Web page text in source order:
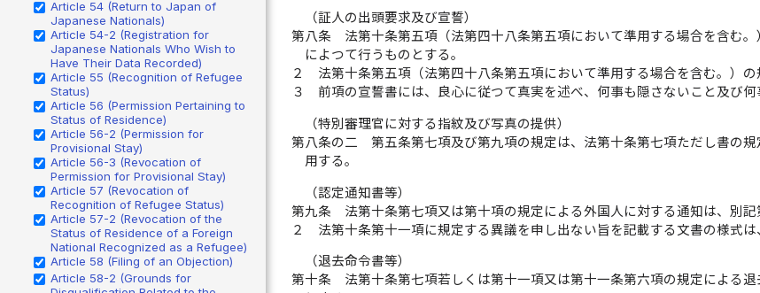
Article 54 (Return to Japan of
Japanese Nationals)
Article 54-2 (Registration for
Japanese Nationals Who Wish to
Have Their Data Recorded)
Article 55 (Recognition of Refugee
Status)
Article 56 (Permission Pertaining to
Status of Residence)
Article 56-2 (Permission for
Provisional Stay)
Article 56-3 (Revocation of
Permission for Provisional Stay)
Article 57 (Revocation of
Recognition of Refugee Status)
Article 57-2 (Revocation of the
Status of Residence of a Foreign
National Recognized as a Refugee)
Article 58 (Filing of an Objection)
Article 58-2 (Grounds for
（証人の出頭要求及び宣誓）
第八条
法第十条第五項（法第四十八条第五項において準用する場合を含む
によつて行うものとする。
２
法第十条第五項（法第四十八条第五項において準用する場合を含む。）
３
前項の宣誓書には、良心に従つて真実を述べ、何事も隠さないこと及び
（特別審理官に対する指紋及び写真の提供）
第八条の二
第五条第七項及び第九項の規定は、法第十条第七項ただし書の
用する。
（認定通知書等）
第九条
法第十条第七項又は第十項の規定による外国人に対する通知は、別
２
法第十条第十一項に規定する異議を申し出ない旨を記載する文書の様式は
（退去命令書等）
第十条
法第十条第七項若しくは第十一項又は第十一条第六項の規定による